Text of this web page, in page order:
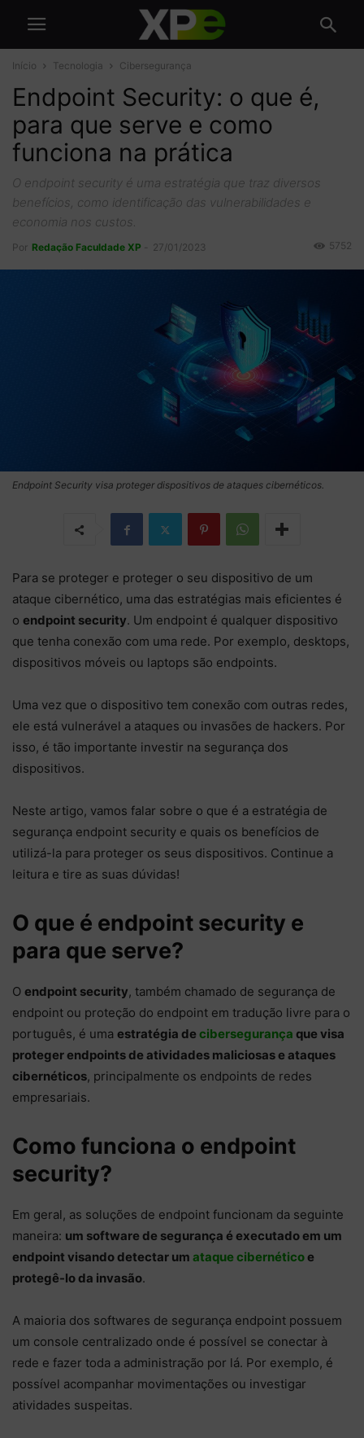
Início Tecnologia Cibersegurança
Endpoint Security: o que é,
para que serve e como
funciona na prática
O endpoint security é uma estratégia que traz diversos
benefícios, como identificação das vulnerabilidades e
economia nos custos.
Por Redação Faculdade XP 27/01/2023 5752
Endpoint Security visa proteger dispositivos de ataques cibernéticos.
Para se proteger e proteger o seu dispositivo de um
ataque cibernético, uma das estratégias mais eficientes é
o endpoint security. Um endpoint é qualquer dispositivo
que tenha conexão com uma rede. Por exemplo, desktops,
dispositivos móveis ou laptops são endpoints.
Uma vez que o dispositivo tem conexão com outras redes,
ele está vulnerável a ataques ou invasões de hackers. Por
isso, é tão importante investir na segurança dos
dispositivos.
Neste artigo, vamos falar sobre o que é a estratégia de
segurança endpoint security e quais os benefícios de
utilizá-la para proteger os seus dispositivos. Continue a
leitura e tire as suas dúvidas!
O que é endpoint security e
para que serve?
O endpoint security, também chamado de segurança de
endpoint ou proteção do endpoint em tradução livre para o
português, é uma estratégia de cibersegurança que visa
proteger endpoints de atividades maliciosas e ataques
cibernéticos, principalmente os endpoints de redes
empresariais.
Como funciona o endpoint
security?
Em geral, as soluções de endpoint funcionam da seguinte
maneira: um software de segurança é executado em um
endpoint visando detectar um ataque cibernéticoe
protegê-lo da invasão.
A maioria dos softwares de segurança endpoint possuem
um console centralizado onde é possível se conectar à
rede e fazer toda a administração por lá. Por exemplo, é
possível acompanhar movimentações ou investigar
atividades suspeitas.